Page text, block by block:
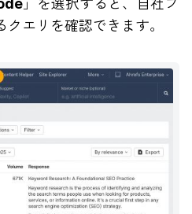
エリを確認できます。